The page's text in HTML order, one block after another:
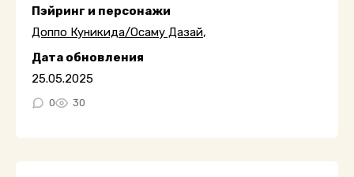
Пэйринг и персонажи
Доппо Куникида/Осаму Дазай,
Дата обновления
25.05.2025
0 30